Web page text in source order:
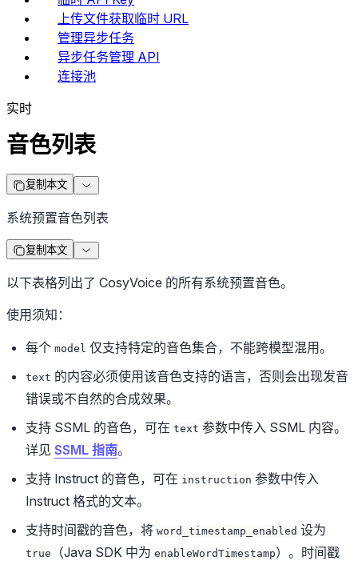
上传文件获取临时 URL
管理异步任务
异步任务管理 API
连接池
实时
音色列表
复制本文
系统预置音色列表
复制本文
以下表格列出了 CosyVoice 的所有系统预置音色。
使用须知：
每个 model 仅支持特定的音色集合，不能跨模型混用。
text 的内容必须使用该音色支持的语言，否则会出现发音
错误或不自然的合成效果。
支持 SSML 的音色，可在 text 参数中传入 SSML 内容。
详见 SSML 指南。
支持 Instruct 的音色，可在 instruction 参数中传入
Instruct 格式的文本。
支持时间戳的音色，将 word_timestamp_enabled 设为
true （Java SDK 中为 enableWordTimestamp）。时间戳